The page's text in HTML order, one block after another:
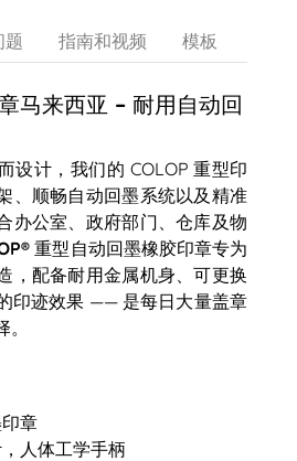
题 指南和视频 模板
马来西亚 – 耐用自动回
设计，我们的 COLOP 重型印
、顺畅自动回墨系统以及精准
办公室、政府部门、仓库及物
重型自动回墨橡胶印章专为
，配备耐用金属机身、可更换
印迹效果 —— 是每日大量盖章
章
人体工学手柄